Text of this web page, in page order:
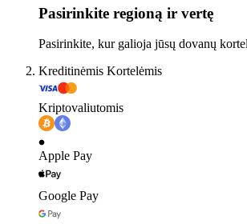
Pasirinkite regioną ir vertę
Pasirinkite, kur galioja jūsų dovanų
Kreditinėmis Kortelėmis
Kriptovaliutomis
Apple Pay
Google Pay